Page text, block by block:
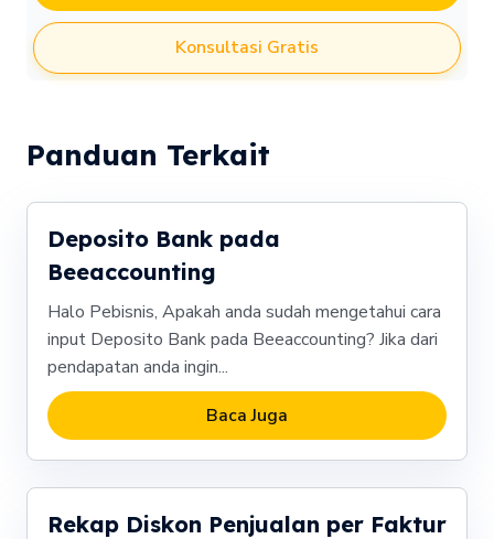
Konsultasi Gratis
Panduan Terkait
Deposito Bank pada
Beeaccounting
Halo Pebisnis, Apakah anda sudah mengetahui cara
input Deposito Bank pada Beeaccounting? Jika dari
pendapatan anda ingin...
Baca Juga
Rekap Diskon Penjualan per Faktur